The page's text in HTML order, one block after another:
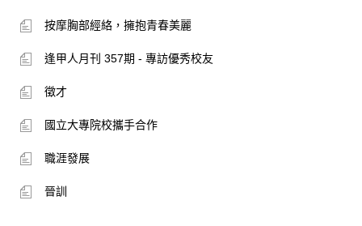
按摩胸部經絡，擁抱青春美麗
逢甲人月刊 357期 - 專訪優秀校友
徵才
國立大專院校攜手合作
職涯發展
晉訓